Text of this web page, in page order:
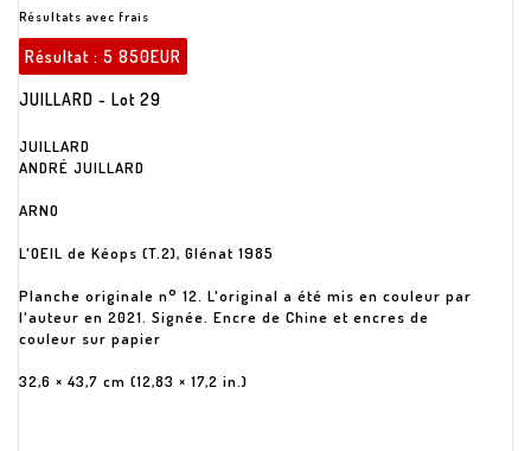
Résultats avec frais
Résultat : 5 850EUR
JUILLARD - Lot 29
JUILLARD
ANDRÉ JUILLARD
ARNO
L'OEIL de Kéops (T.2), Glénat 1985
Planche originale n° 12. L'original a été mis en couleur par
l'auteur en 2021. Signée. Encre de Chine et encres de
couleur sur papier
32,6 × 43,7 cm (12,83 × 17,2 in.)